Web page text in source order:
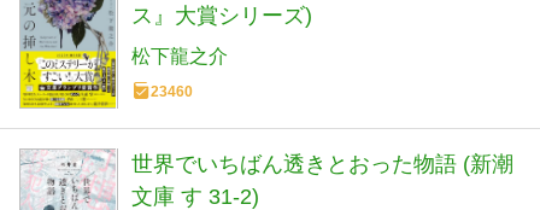
ス』大賞シリーズ)
松下龍之介
23460
世界でいちばん透きとおった物語 (新潮
文庫 す 31-2)